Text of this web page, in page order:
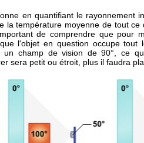
en quantifiant le rayonnement
la température moyenne de tout ce
de comprendre que pour
l'objet en question occupe tout
un champ de vision de 90°, ce
sera petit ou étroit, plus il faudra